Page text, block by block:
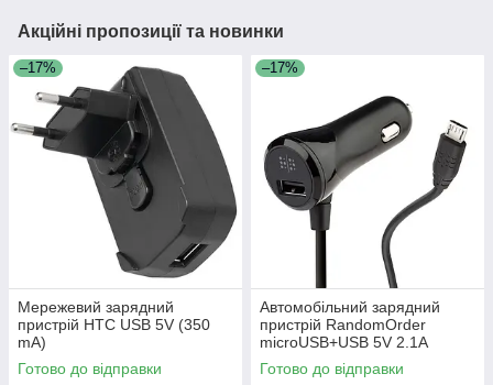
Акційні пропозиції та новинки
–17%
Мережевий зарядний
пристрій HTC USB 5V (350
mA)
Готово до відправки
–17%
Автомобільний зарядний
пристрій RandomOrder
microUSB+USB 5V 2.1A
Готово до відправки